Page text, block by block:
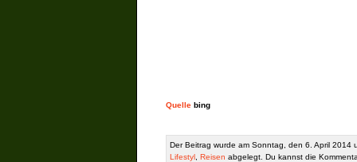
Quelle bing
Der Beitrag wurde am Sonntag, den 6. April
Lifestyl Reisen abgelegt. Du kannst die